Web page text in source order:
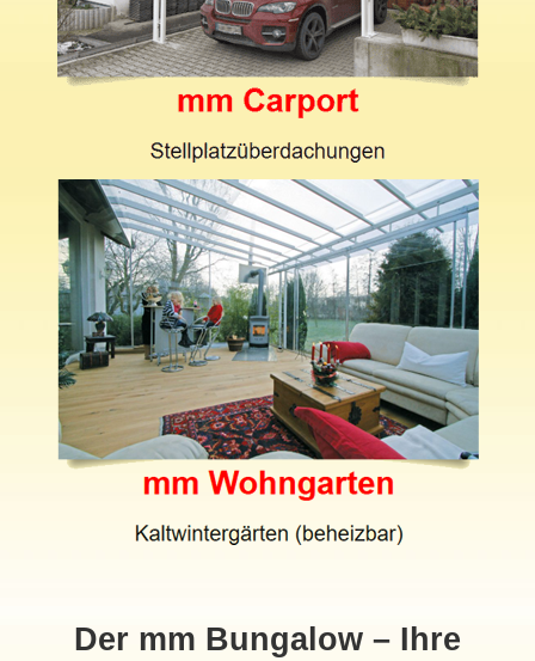
Der mm Bungalow – Ihre